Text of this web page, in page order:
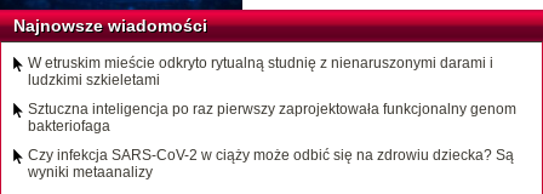
Najnowsze wiadomości
W etruskim mieście odkryto rytualną studnię z nienaruszonymi darami i
ludzkimi szkieletami
Sztuczna inteligencja po raz pierwszy zaprojektowała funkcjonalny genom
bakteriofaga
Czy infekcja SARS-CoV-2 w ciąży może odbić się na zdrowiu dziecka? Są
wyniki metaanalizy